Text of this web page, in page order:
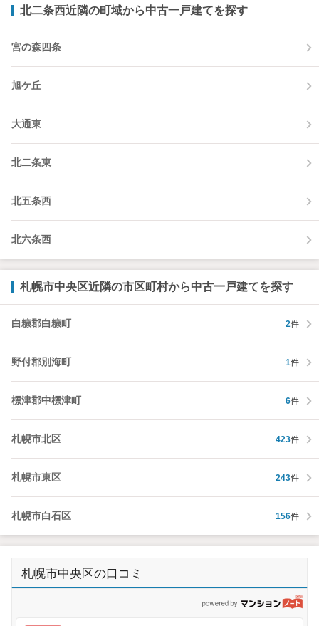
北二条西近隣の町域から中古一戸建てを探す
宮の森四条
旭ケ丘
大通東
北二条東
北五条西
北六条西
札幌市中央区近隣の市区町村から中古一戸建てを探す
白糠郡白糠町 2件
野付郡別海町 1件
標津郡中標津町 6件
札幌市北区 423件
札幌市東区 243件
札幌市白石区 156件
札幌市中央区の口コミ